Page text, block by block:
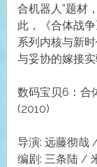
合机器人”题材
此，《合体战
系列内核与新
与妥协的嫁接实
数码宝贝6：合
(2010)
导演: 远藤彻哉
编剧: 三条陆 /